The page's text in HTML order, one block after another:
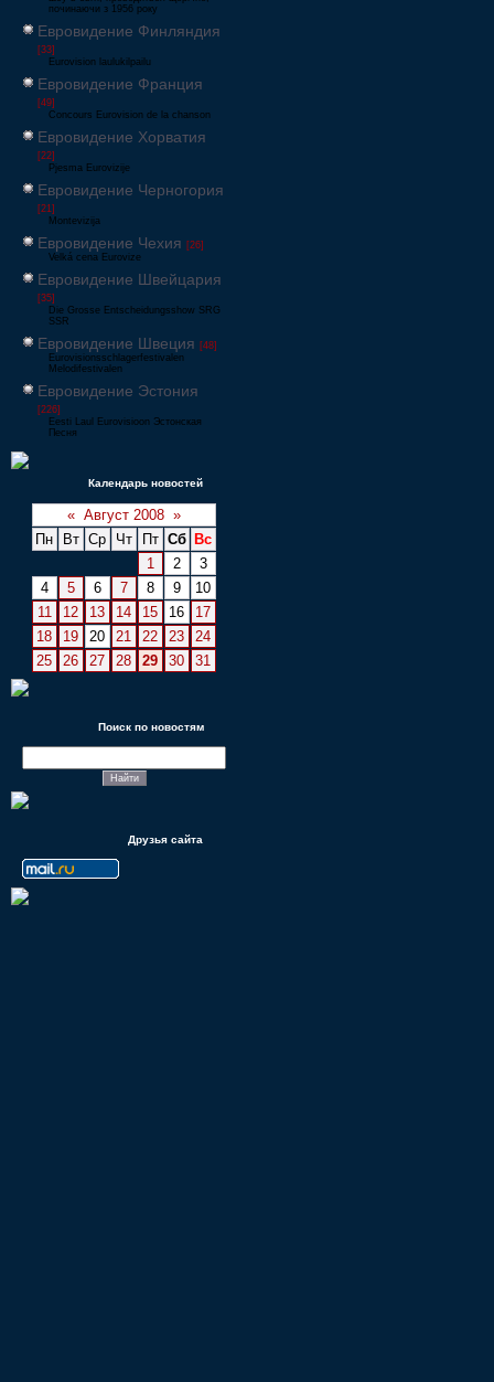
починаючи з 1956 року
Евровидение Финляндия
[33]
Eurovision laulukilpailu
Евровидение Франция
[49]
Concours Eurovision de la chanson
Евровидение Хорватия
[22]
Pjesma Eurovizije
Евровидение Черногория
[21]
Montevizija
Евровидение Чехия [26]
Velká cena Eurovize
Евровидение Швейцария
[35]
Die Grosse Entscheidungsshow SRG
SSR
Евровидение Швеция [48]
Eurovisionsschlagerfestivalen
Melodifestivalen
Евровидение Эстония
[226]
Eesti Laul Eurovisioon Эстонская
Песня
Календарь новостей
« Август 2008 »
Пн
Вт Ср Чт Пт Сб
Вс
1
2
3
4
5 6 7 8 9
10
11
12 13 14 15 16
17
18
19 20 21 22 23
24
25
26 27 28 29 30 31
Поиск по новостям
Друзья сайта